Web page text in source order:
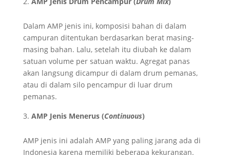
Dalam AMP jenis ini, komposisi bahan di dalam
campuran ditentukan berdasarkan berat masing-
masing bahan. Lalu, setelah itu diubah ke dalam
satuan volume per satuan waktu. Agregat panas
akan langsung dicampur di dalam drum pemanas,
atau di dalam silo pencampur di luar drum
pemanas.
AMP Jenis Menerus (Continuous)
AMP jenis ini adalah AMP yang paling jarang ada di
Indonesia karena memiliki beberapa kekurangan.